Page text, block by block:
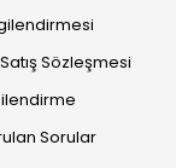
Sözleşmesi
Sorular